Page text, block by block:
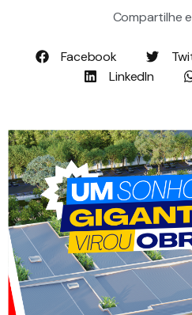
Compartilhe
Facebook
LinkedIn